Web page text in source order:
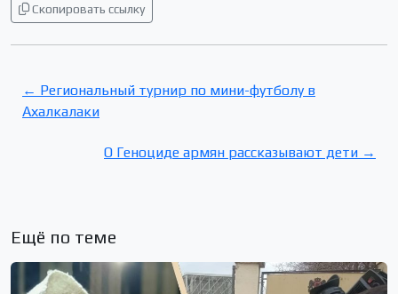
Скопировать ссылку
← Региональный турнир по мини-футболу в
Ахалкалаки
О Геноциде армян рассказывают дети →
Ещё по теме